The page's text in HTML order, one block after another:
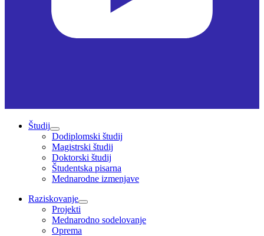
Študij
Dodiplomski študij
Magistrski študij
Doktorski študij
Študentska pisarna
Mednarodne izmenjave
Raziskovanje
Projekti
Mednarodno sodelovanje
Oprema